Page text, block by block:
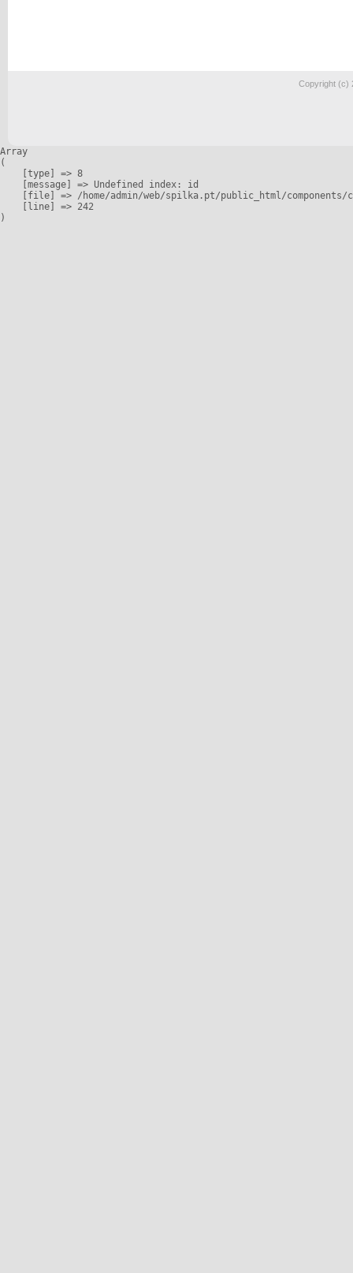
Copyright (c)
Array
(
    [type] => 8
    [message] => Undefined index: id
[file] => /home/admin/web/spilka.pt/public_html/
    [line] => 242